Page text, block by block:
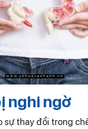
nghi ngờ
thay đổi trong